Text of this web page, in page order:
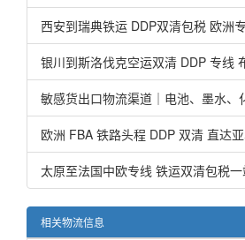
西安到瑞典铁运 DDP双清包税 欧洲
银川到斯洛伐克空运双清 DDP 专线
敏感货出口物流渠道｜电池、墨水、
欧洲 FBA 铁路头程 DDP 双清 直达
太原至法国中欧专线 铁运双清包税
相关物流信息